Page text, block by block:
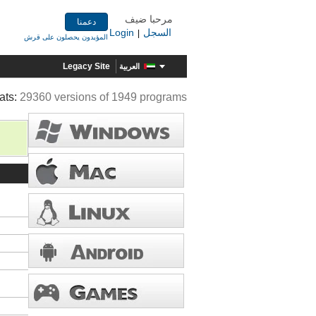
دعمنا
المؤيدون يحصلون على قرش
مرحبا ضيف
Login
السجل
Legacy Site العربية
29360 versions of 1949 programs